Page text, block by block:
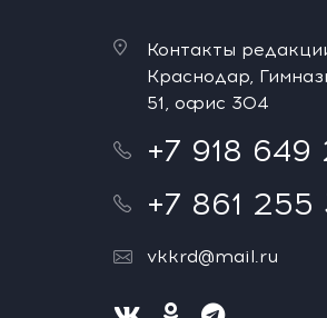
Контакты
Краснодар,
51, офис 304
+7 918
+7 861 255
vkkrd@mail.ru